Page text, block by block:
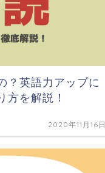
？英語力アップに
方を解説！
2020年11月16日